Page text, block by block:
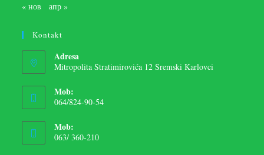
« нов апр »
Kontakt
Adresa
Mitropolita Stratimirovića 12 Sremski Karlovci
Mob:
064/824-90-54
Mob:
063/ 360-210